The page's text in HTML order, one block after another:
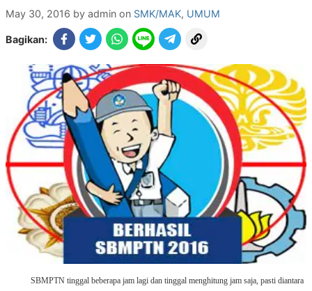
May 30, 2016 by admin on SMK/MAK, UMUM
Bagikan:
SBMPTN tinggal beberapa jam lagi dan tinggal menghitung jam saja, pasti diantara